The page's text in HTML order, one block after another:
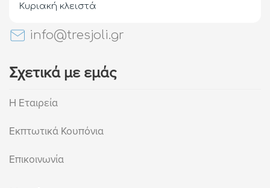
Κυριακή κλειστά
info@tresjoli.gr
Σχετικά με εμάς
Η Εταιρεία
Εκπτωτικά Κουπόνια
Επικοινωνία